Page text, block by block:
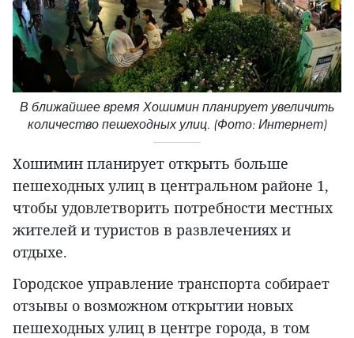
В ближайшее время Хошимин планирует увеличить
количество пешеходных улиц. (Фото: Интернет)
Хошимин планирует открыть больше
пешеходных улиц в центральном районе 1,
чтобы удовлетворить потребности местных
жителей и туристов в развлечениях и
отдыхе.
Городское управление транспорта собирает
отзывы о возможном открытии новых
пешеходных улиц в центре города, в том